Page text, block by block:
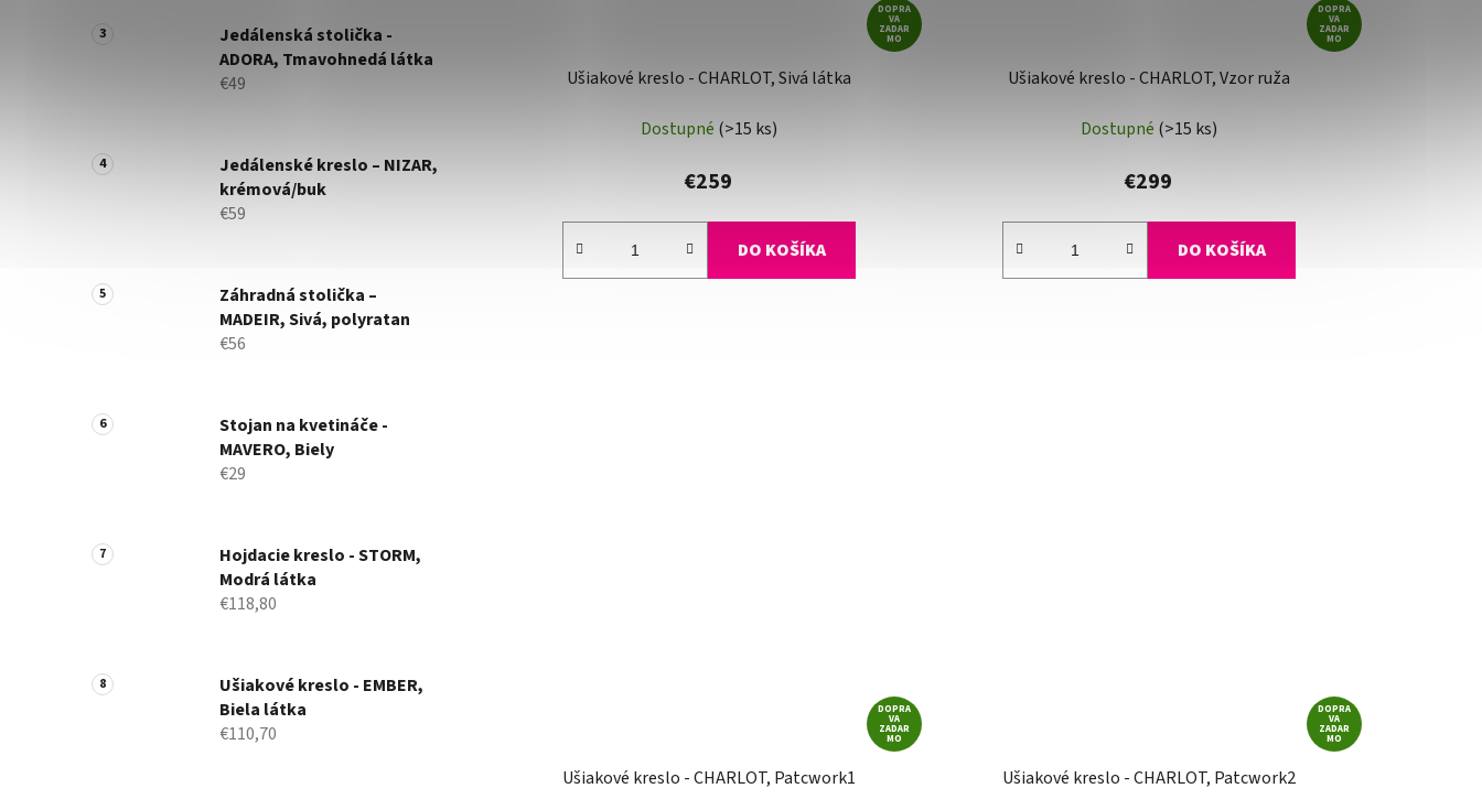
Jedálenská stolička -
ADORA, Tmavohnedá látka
€49
Jedálenské kreslo – NIZAR,
krémová/buk
€59
Záhradná stolička –
MADEIR, Sivá, polyratan
€56
Stojan na kvetináče -
MAVERO, Biely
€29
Hojdacie kreslo - STORM,
Modrá látka
€118,80
Ušiakové kreslo - EMBER,
Biela látka
€110,70
DOPRA
VA
ZADAR
MO
Ušiakové kreslo - CHARLOT, Sivá látka
Dostupné (>15 ks)
€259
DO KOŠÍKA
DOPRA
VA
ZADAR
MO
Ušiakové kreslo - CHARLOT, Vzor ruža
Dostupné (>15 ks)
€299
DO KOŠÍKA
DOPRA
VA
ZADAR
MO
Ušiakové kreslo - CHARLOT, Patcwork1
DOPRA
VA
ZADAR
MO
Ušiakové kreslo - CHARLOT, Patcwork2